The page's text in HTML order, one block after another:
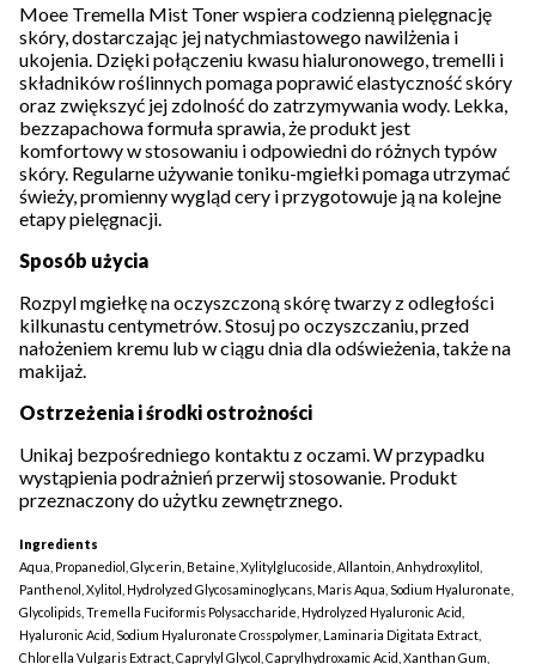
Moee Tremella Mist Toner wspiera codzienną pielęgnację
skóry, dostarczając jej natychmiastowego nawilżenia i
ukojenia. Dzięki połączeniu kwasu hialuronowego, tremelli i
składników roślinnych pomaga poprawić elastyczność skóry
oraz zwiększyć jej zdolność do zatrzymywania wody. Lekka,
bezzapachowa formuła sprawia, że produkt jest
komfortowy w stosowaniu i odpowiedni do różnych typów
skóry. Regularne używanie toniku-mgiełki pomaga utrzymać
świeży, promienny wygląd cery i przygotowuje ją na kolejne
etapy pielęgnacji.
Sposób użycia
Rozpyl mgiełkę na oczyszczoną skórę twarzy z odległości
kilkunastu centymetrów. Stosuj po oczyszczaniu, przed
nałożeniem kremu lub w ciągu dnia dla odświeżenia, także na
makijaż.
Ostrzeżenia i środki ostrożności
Unikaj bezpośredniego kontaktu z oczami. W przypadku
wystąpienia podrażnień przerwij stosowanie. Produkt
przeznaczony do użytku zewnętrznego.
Ingredients
Aqua, Propanediol, Glycerin, Betaine, Xylitylglucoside, Allantoin, Anhydroxylitol,
Panthenol, Xylitol, Hydrolyzed Glycosaminoglycans, Maris Aqua, Sodium Hyaluronate,
Glycolipids, Tremella Fuciformis Polysaccharide, Hydrolyzed Hyaluronic Acid,
Hyaluronic Acid, Sodium Hyaluronate Crosspolymer, Laminaria Digitata Extract,
Chlorella Vulgaris Extract, Caprylyl Glycol, Caprylhydroxamic Acid, Xanthan Gum,